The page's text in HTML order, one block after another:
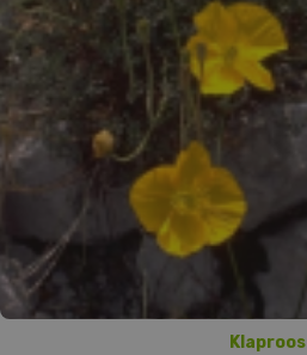
Klaproos